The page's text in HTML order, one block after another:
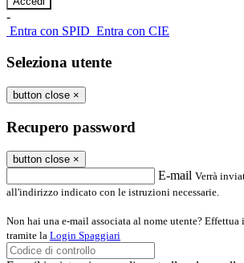
-
Entra con SPID Entra con CIE
Seleziona utente
button close ×
Recupero password
button close ×
E-mail Verrà
all'indirizzo indicato con le istruzioni necessarie.
Non hai una e-mail associata al nome utente? Effettua
tramite la Login Spaggiari